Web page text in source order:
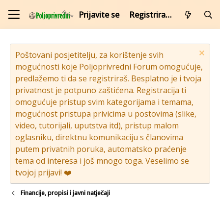
Prijavite se Registrirajte se
Poštovani posjetitelju, za korištenje svih
mogućnosti koje Poljoprivredni Forum omogućuje,
predlažemo ti da se registriraš. Besplatno je i tvoja
privatnost je potpuno zaštićena. Registracija ti
omogućuje pristup svim kategorijama i temama,
mogućnost pristupa privicima u postovima (slike,
video, tutorijali, uputstva itd), pristup malom
oglasniku, direktnu komunikaciju s članovima
putem privatnih poruka, automatsko praćenje
tema od interesa i još mnogo toga. Veselimo se
tvojoj prijavi! ❤️
Financije, propisi i javni natječaji